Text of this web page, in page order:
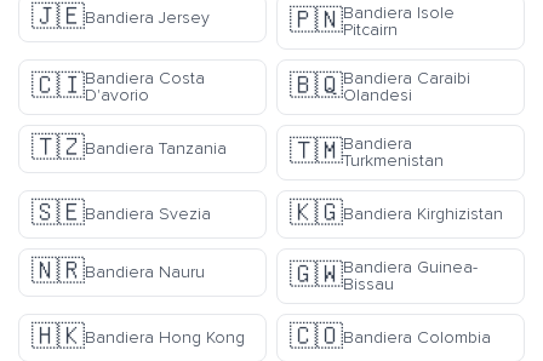
🇯🇪Bandiera Jersey 🇵🇳Bandiera Isole
Pitcairn
🇨🇮Bandiera Costa
D'avorio
🇧🇶Bandiera Caraibi
Olandesi
🇹🇿Bandiera Tanzania 🇹🇲Bandiera
Turkmenistan
🇸🇪Bandiera Svezia 🇰🇬Bandiera Kirghizistan
🇳🇷Bandiera Nauru 🇬🇼Bandiera Guinea-
Bissau
🇭🇰Bandiera Hong Kong 🇨🇴Bandiera Colombia